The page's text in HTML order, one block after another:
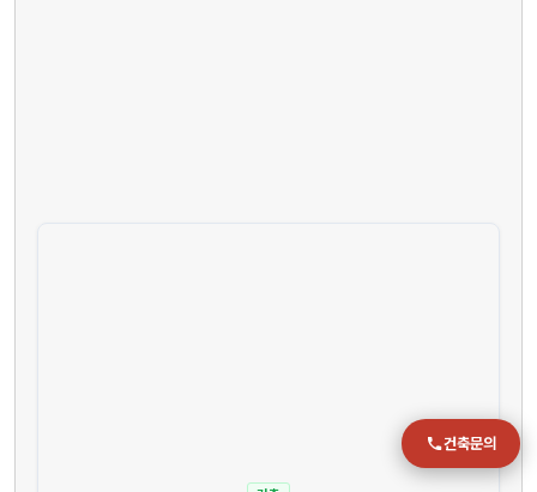
건축문의